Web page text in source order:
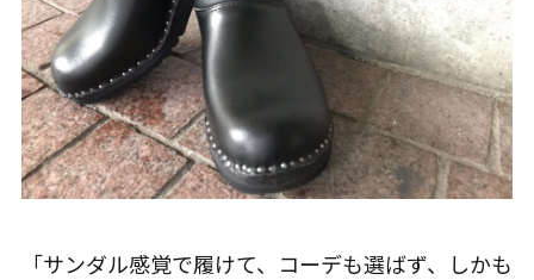
「サンダル感覚で履けて、コーデも選ばず、しかも